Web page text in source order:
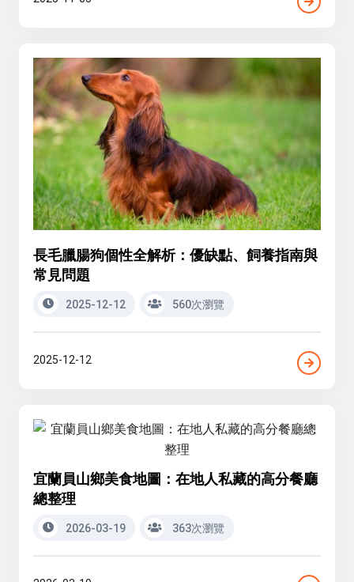
長毛臘腸狗個性全解析：優缺點、飼養指南與
常見問題
2025-12-12 560次瀏覽
2025-12-12
宜蘭員山鄉美食地圖：在地人私藏的高分餐廳
總整理
2026-03-19 363次瀏覽